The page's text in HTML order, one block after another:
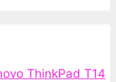
ThinkPad T14